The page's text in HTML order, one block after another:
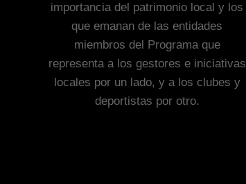
importancia del patrimonio local y los
que emanan de las entidades
miembros del Programa que
representa a los gestores e iniciativas
locales por un lado, y a los clubes y
deportistas por otro.